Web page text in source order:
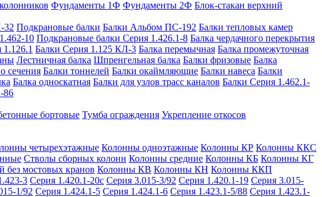
Фундаменты 1Ф Фундаменты 2Ф Блок-стакан верхний
32 Подкрановые балки Балки Альбом ПС-192 Балки тепловых камер
10 Подкрановые балки Серия 1.426.1-8 Балка чердачного перекрытия
Балки Серия 1.125 КЛ-3 Балка перемычная Балка промежуточная
Лестничная балка Шпренгельная балка Балки фризовые Балка
сечения Балки тоннелей Балки окаймляющие Балки навеса Балки
Балка односкатная Балки для узлов трасс каналов Балки Серия 1.462.1-
86
бортовые Тумба ограждения Укрепление откосов
четырехэтажные Колонны одноэтажные Колонны КР Колонны ККС
Стволы сборных колонн Колонны средние Колонны КБ Колонны КГ
без мостовых кранов Колонны КВ Колонны КН Колонны ККП
3 Серия 1.420.1-20с Серия 3.015-3/92 Серия 1.420.1-19 Серия 3.015-
1/92 Серия 1.424.1-5 Серия 1.424.1-6 Серия 1.423.1-5/88 Серия 1.423.1-